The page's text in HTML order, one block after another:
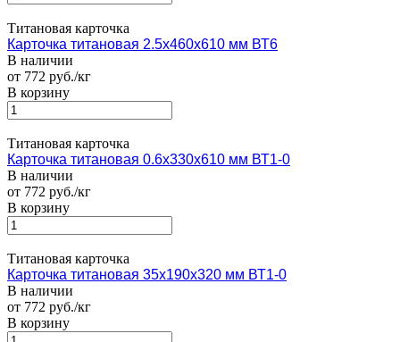
Титановая карточка
Карточка титановая 2.5х460х610 мм ВТ6
В наличии
от 772 руб./кг
В корзину
Титановая карточка
Карточка титановая 0.6х330х610 мм ВТ1-0
В наличии
от 772 руб./кг
В корзину
Титановая карточка
Карточка титановая 35х190х320 мм ВТ1-0
В наличии
от 772 руб./кг
В корзину